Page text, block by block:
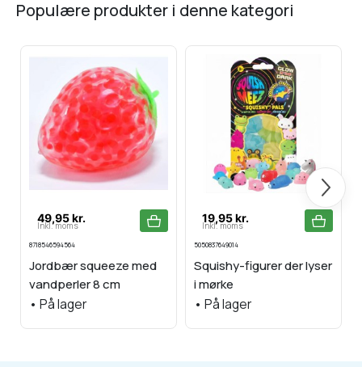
populære produkter i denne kategori
Næste
49,95 kr.
Inkl. moms
8718546594564
Jordbær squeeze med
vandperler 8 cm
• På lager
19,95 kr.
Inkl. moms
5050837649014
Squishy-figurer der lyser
i mørke
• På lager